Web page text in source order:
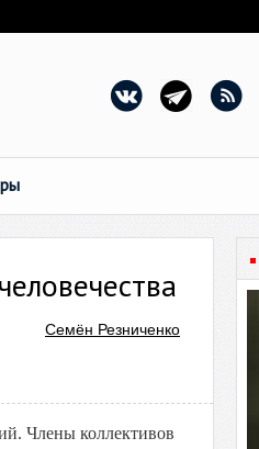
Семён Резниченко
Члены коллективов